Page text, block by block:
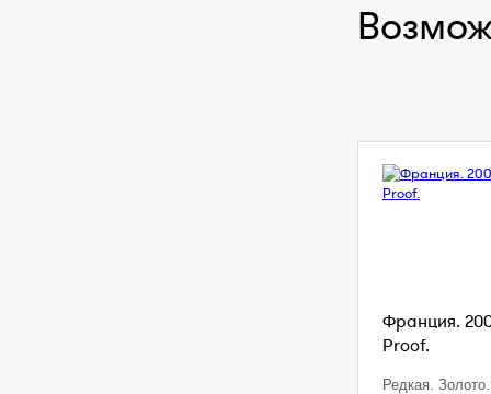
Франция.
Proof.
Редкая.